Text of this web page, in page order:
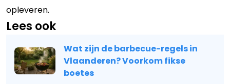
opleveren.
Lees ook
Wat zijn de barbecue-regels in
Vlaanderen? Voorkom fikse
boetes